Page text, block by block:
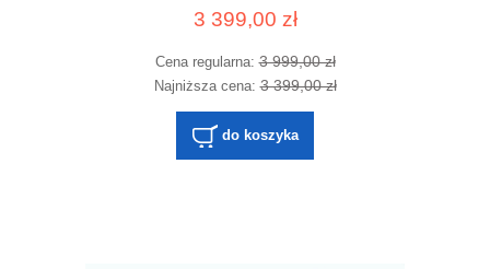
3 399,00 zł
Cena regularna:3 999,00 zł
Najniższa cena:3 399,00 zł
do koszyka